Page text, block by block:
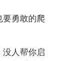
要勇敢的爬
没人帮你启